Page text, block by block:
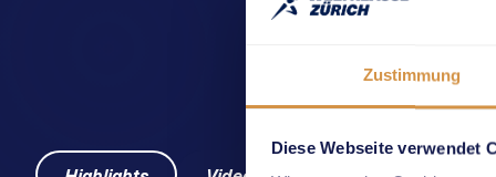
Zustimmung
Diese Webseite verwendet